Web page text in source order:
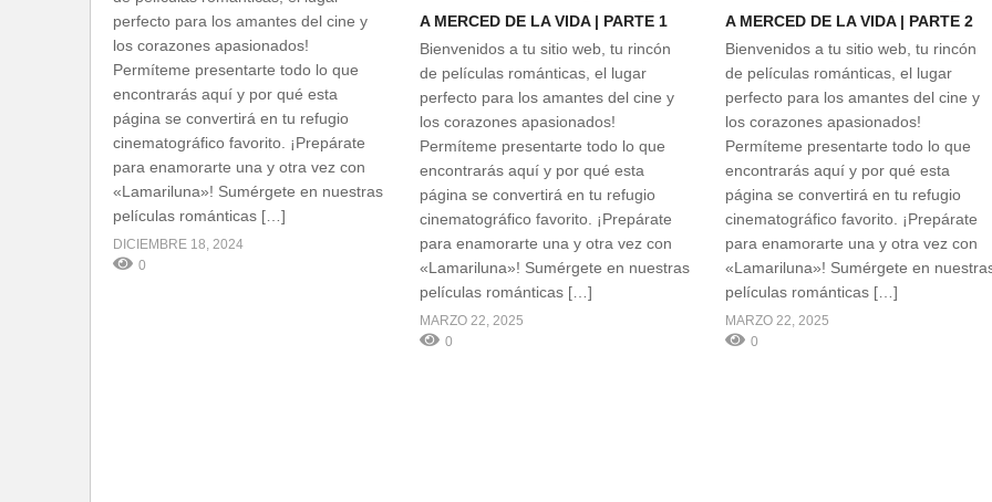
perfecto para los amantes del cine y
los corazones apasionados!
Permíteme presentarte todo lo que
encontrarás aquí y por qué esta
página se convertirá en tu refugio
cinematográfico favorito. ¡Prepárate
para enamorarte una y otra vez con
«Lamariluna»! Sumérgete en nuestras
películas románticas […]
DICIEMBRE 18, 2024
0
A MERCED DE LA VIDA | PARTE 1
Bienvenidos a tu sitio web, tu rincón
de películas románticas, el lugar
perfecto para los amantes del cine y
los corazones apasionados!
Permíteme presentarte todo lo que
encontrarás aquí y por qué esta
página se convertirá en tu refugio
cinematográfico favorito. ¡Prepárate
para enamorarte una y otra vez con
«Lamariluna»! Sumérgete en nuestras
películas románticas […]
MARZO 22, 2025
0
A MERCED DE LA VIDA | PARTE 2
Bienvenidos a tu sitio web, tu rincón
de películas románticas, el lugar
perfecto para los amantes del cine y
los corazones apasionados!
Permíteme presentarte todo lo que
encontrarás aquí y por qué esta
página se convertirá en tu refugio
cinematográfico favorito. ¡Prepárate
para enamorarte una y otra vez con
«Lamariluna»! Sumérgete en
películas románticas […]
MARZO 22, 2025
0